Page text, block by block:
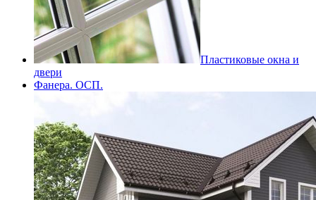
Пластиковые окна и
двери
Фанера. ОСП.